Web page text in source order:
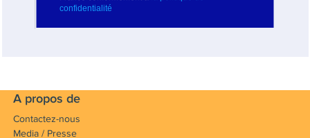
A propos de
Contactez-nous
Media / Presse